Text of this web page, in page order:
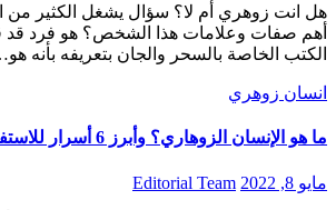
هل انت زوهري أم لا؟ سؤال يشغل الكثير من
أهم صفات وعلامات هذا الشخص؟ هو فرد قد
الكتب الخاصة بالسحر والجان بتعريفه بأنه
انسان زوهري
ما هو الإنسان الزوهاري؟ وأبرز 6 أسرار للاستفادة منه
مايو 8, 2022 Editorial Team